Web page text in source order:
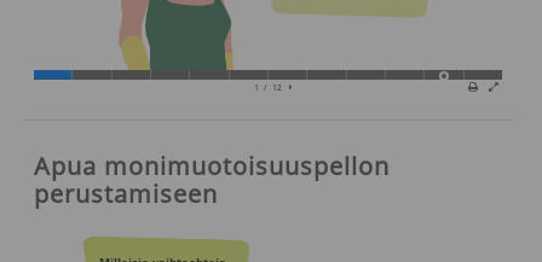
Apua monimuotoisuuspellon
perustamiseen